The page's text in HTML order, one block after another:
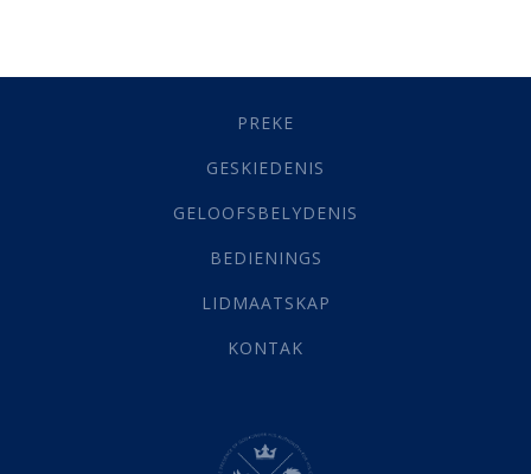
Geestelike Groei(10)
(21)
Grys Areas(4)
Lewensdoel(3)
Selfondersoek(1)
Werk(22)
(142)
Hemel (31)
PREKE
GESKIEDENIS
GELOOFSBELYDENIS
BEDIENINGS
LIDMAATSKAP
KONTAK